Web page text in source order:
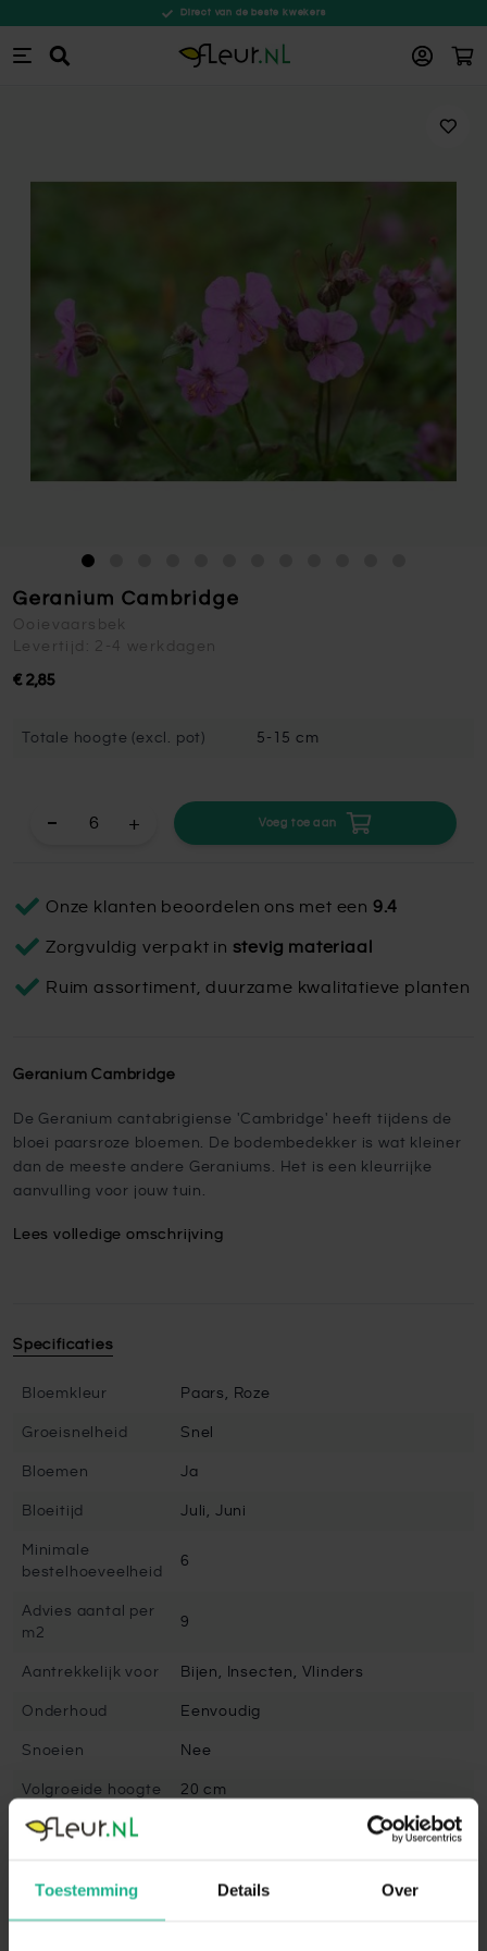
Toestemming Details Over
Direct van de beste kwekers
Zoeken
Geranium Cambridge
Ooievaarsbek
Levertijd: 2-4 werkdagen
€ 2,85
Totale hoogte (excl. pot) 5-15 cm
+ Voeg toe aan
Onze klanten beoordelen ons met een 9.4
Zorgvuldig verpakt in stevig materiaal
Ruim assortiment, duurzame kwalitatieve planten
Geranium Cambridge
De Geranium cantabrigiense 'Cambridge' heeft tijdens de
bloei paarsroze bloemen. De bodembedekker is wat kleiner
dan de meeste andere Geraniums. Het is een kleurrijke
aanvulling voor jouw tuin.
Lees volledige omschrijving
Specificaties
Bloemkleur Paars, Roze
Groeisnelheid Snel
Bloemen Ja
Bloeitijd Juli, Juni
Minimale
bestelhoeveelheid
6
Advies aantal per
m2
9
Aantrekkelijk voor Bijen, Insecten, Vlinders
Onderhoud Eenvoudig
Snoeien Nee
Volgroeide hoogte 20 cm
Winterhard